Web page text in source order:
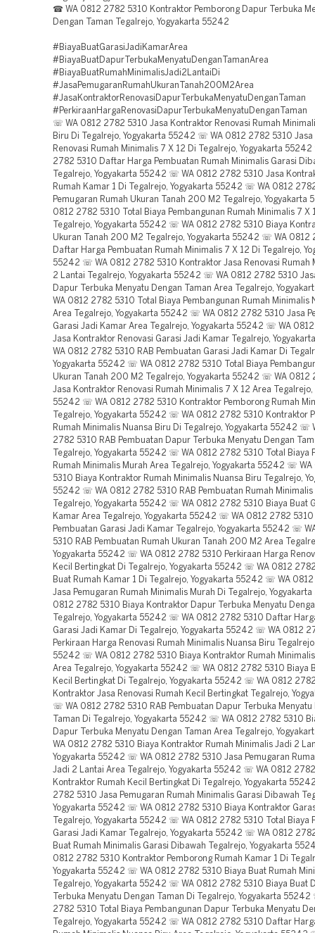
☎ WA 0812 2782 5310 Kontraktor Pemborong Dapur Terbuka
Dengan Taman Tegalrejo, Yogyakarta 55242
#BiayaBuatGarasiJadiKamarArea
#BiayaBuatDapurTerbukaMenyatuDenganTamanArea
#BiayaBuatRumahMinimalisJadi2LantaiDi
#JasaPemugaranRumahUkuranTanah200M2Area
#JasaKontraktorRenovasiDapurTerbukaMenyatuDenganTaman
#PerkiraanHargaRenovasiDapurTerbukaMenyatuDenganTaman
☏ WA 0812 2782 5310 Jasa Kontraktor Renovasi Rumah
Biru Di Tegalrejo, Yogyakarta 55242 ☏ WA 0812 2782 5310
Renovasi Rumah Minimalis 7 X 12 Di Tegalrejo, Yogyakarta
2782 5310 Daftar Harga Pembuatan Rumah Minimalis Garasi
Tegalrejo, Yogyakarta 55242 ☏ WA 0812 2782 5310 Jasa
Rumah Kamar 1 Di Tegalrejo, Yogyakarta 55242 ☏ WA 0812
Pemugaran Rumah Ukuran Tanah 200 M2 Tegalrejo, Yogyakarta
0812 2782 5310 Total Biaya Pembangunan Rumah Minimalis 7 X
Tegalrejo, Yogyakarta 55242 ☏ WA 0812 2782 5310 Biaya
Ukuran Tanah 200 M2 Tegalrejo, Yogyakarta 55242 ☏ WA 0812
Daftar Harga Pembuatan Rumah Minimalis 7 X 12 Di Tegalrejo,
55242 ☏ WA 0812 2782 5310 Kontraktor Jasa Renovasi Rumah
2 Lantai Tegalrejo, Yogyakarta 55242 ☏ WA 0812 2782 5310
Dapur Terbuka Menyatu Dengan Taman Area Tegalrejo,
WA 0812 2782 5310 Total Biaya Pembangunan Rumah Minimalis
Area Tegalrejo, Yogyakarta 55242 ☏ WA 0812 2782 5310 Jasa
Garasi Jadi Kamar Area Tegalrejo, Yogyakarta 55242 ☏ WA
Jasa Kontraktor Renovasi Garasi Jadi Kamar Tegalrejo,
WA 0812 2782 5310 RAB Pembuatan Garasi Jadi Kamar Di
Yogyakarta 55242 ☏ WA 0812 2782 5310 Total Biaya
Ukuran Tanah 200 M2 Tegalrejo, Yogyakarta 55242 ☏ WA 0812
Jasa Kontraktor Renovasi Rumah Minimalis 7 X 12 Area Tegalrejo,
55242 ☏ WA 0812 2782 5310 Kontraktor Pemborong Rumah
Tegalrejo, Yogyakarta 55242 ☏ WA 0812 2782 5310 Kontraktor
Rumah Minimalis Nuansa Biru Di Tegalrejo, Yogyakarta 55242 ☏
2782 5310 RAB Pembuatan Dapur Terbuka Menyatu Dengan
Tegalrejo, Yogyakarta 55242 ☏ WA 0812 2782 5310 Total Biaya
Rumah Minimalis Murah Area Tegalrejo, Yogyakarta 55242 ☏
5310 Biaya Kontraktor Rumah Minimalis Nuansa Biru Tegalrejo,
55242 ☏ WA 0812 2782 5310 RAB Pembuatan Rumah Minimalis
Tegalrejo, Yogyakarta 55242 ☏ WA 0812 2782 5310 Biaya Buat
Kamar Area Tegalrejo, Yogyakarta 55242 ☏ WA 0812 2782 5310
Pembuatan Garasi Jadi Kamar Tegalrejo, Yogyakarta 55242 ☏
5310 RAB Pembuatan Rumah Ukuran Tanah 200 M2 Area
Yogyakarta 55242 ☏ WA 0812 2782 5310 Perkiraan Harga
Kecil Bertingkat Di Tegalrejo, Yogyakarta 55242 ☏ WA 0812
Buat Rumah Kamar 1 Di Tegalrejo, Yogyakarta 55242 ☏ WA
Jasa Pemugaran Rumah Minimalis Murah Di Tegalrejo,
0812 2782 5310 Biaya Kontraktor Dapur Terbuka Menyatu
Tegalrejo, Yogyakarta 55242 ☏ WA 0812 2782 5310 Daftar
Garasi Jadi Kamar Di Tegalrejo, Yogyakarta 55242 ☏ WA 0812
Perkiraan Harga Renovasi Rumah Minimalis Nuansa Biru
55242 ☏ WA 0812 2782 5310 Biaya Kontraktor Rumah
Area Tegalrejo, Yogyakarta 55242 ☏ WA 0812 2782 5310 Biaya
Kecil Bertingkat Di Tegalrejo, Yogyakarta 55242 ☏ WA 0812
Kontraktor Jasa Renovasi Rumah Kecil Bertingkat Tegalrejo,
☏ WA 0812 2782 5310 RAB Pembuatan Dapur Terbuka Menyatu
Taman Di Tegalrejo, Yogyakarta 55242 ☏ WA 0812 2782 5310
Dapur Terbuka Menyatu Dengan Taman Area Tegalrejo,
WA 0812 2782 5310 Biaya Kontraktor Rumah Minimalis Jadi 2
Yogyakarta 55242 ☏ WA 0812 2782 5310 Jasa Pemugaran
Jadi 2 Lantai Area Tegalrejo, Yogyakarta 55242 ☏ WA 0812
Kontraktor Rumah Kecil Bertingkat Di Tegalrejo, Yogyakarta
2782 5310 Jasa Pemugaran Rumah Minimalis Garasi Dibawah
Yogyakarta 55242 ☏ WA 0812 2782 5310 Biaya Kontraktor
Tegalrejo, Yogyakarta 55242 ☏ WA 0812 2782 5310 Total Biaya
Garasi Jadi Kamar Tegalrejo, Yogyakarta 55242 ☏ WA 0812
Buat Rumah Minimalis Garasi Dibawah Tegalrejo, Yogyakarta
0812 2782 5310 Kontraktor Pemborong Rumah Kamar 1 Di
Yogyakarta 55242 ☏ WA 0812 2782 5310 Biaya Buat Rumah
Tegalrejo, Yogyakarta 55242 ☏ WA 0812 2782 5310 Biaya Buat
Terbuka Menyatu Dengan Taman Di Tegalrejo, Yogyakarta
2782 5310 Total Biaya Pembangunan Dapur Terbuka Menyatu
Tegalrejo, Yogyakarta 55242 ☏ WA 0812 2782 5310 Daftar